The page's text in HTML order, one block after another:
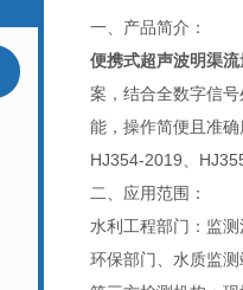
一、产品简介：
便携式超声波明渠流
案，结合全数字信
能，操作简便且准
HJ354-2019、
二、应用范围：
水利工程部门：监
环保部门、水质监